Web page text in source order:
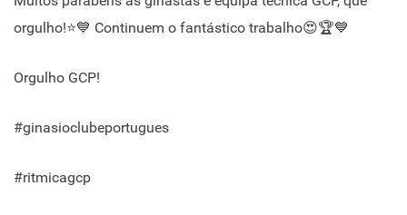
orgulho!⭐💙 Continuem o fantástico trabalho😍🏆💙
Orgulho GCP!
#ginasioclubeportugues
#ritmicagcp